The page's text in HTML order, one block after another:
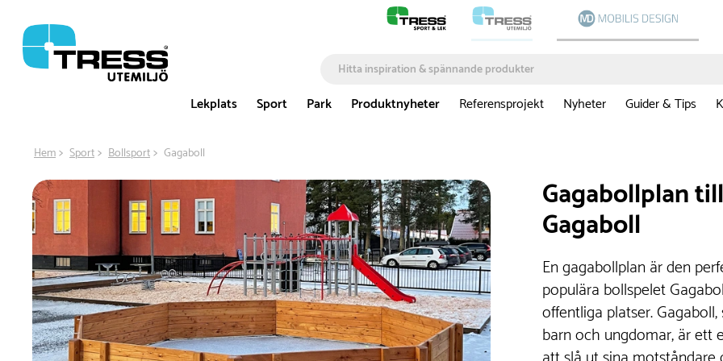
Lekplats
Sport Park Produktnyheter Referensprojekt Nyheter Guider & Tips
Hem Sport Bollsport Gagaboll
Gagabollplan
Gagaboll
En gagabollplan är den
populära bollspelet
offentliga platser.
barn och ungdomar, är ett